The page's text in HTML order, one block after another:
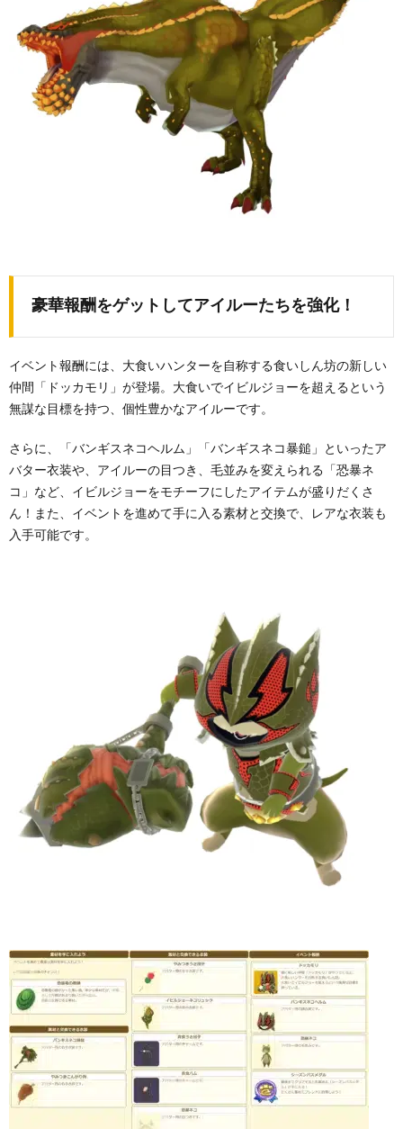
豪華報酬をゲットしてアイルーたちを強化！
イベント報酬には、大食いハンターを自称する食いしん坊の新しい
仲間「ドッカモリ」が登場。大食いでイビルジョーを超えるという
無謀な目標を持つ、個性豊かなアイルーです。
さらに、「バンギスネコヘルム」「バンギスネコ暴鎚」といったア
バター衣装や、アイルーの目つき、毛並みを変えられる「恐暴ネ
コ」など、イビルジョーをモチーフにしたアイテムが盛りだくさ
ん！また、イベントを進めて手に入る素材と交換で、レアな衣装も
入手可能です。